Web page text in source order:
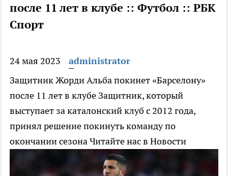
после 11 лет в клубе :: Футбол :: РБК
Спорт
24 мая 2023
administrator
Защитник Жорди Альба покинет «Барселону»
после 11 лет в клубе Защитник, который
выступает за каталонский клуб с 2012 года,
принял решение покинуть команду по
окончании сезонаЧитайте нас в Новости